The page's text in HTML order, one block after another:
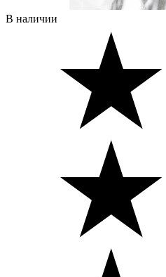
В наличии